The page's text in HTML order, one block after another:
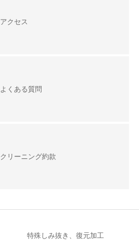
アクセス
よくある質問
クリーニング約款
特殊しみ抜き、復元加工